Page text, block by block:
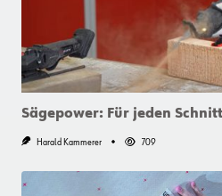
Sägepower: Für jeden
Harald Kammerer 709